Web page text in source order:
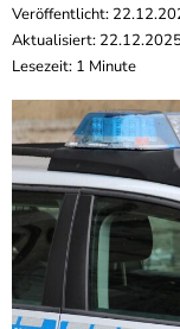
Veröffentlicht:
Aktualisiert:
Lesezeit: 1 Minute